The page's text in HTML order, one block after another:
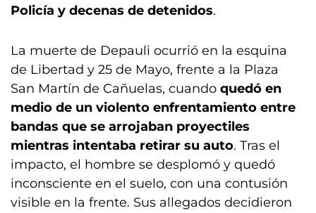
Policía y decenas de detenidos.
La muerte de Depauli ocurrió en la esquina
de Libertad y 25 de Mayo, frente a la Plaza
San Martín de Cañuelas, cuando quedó en
medio de un violento enfrentamiento entre
bandas que se arrojaban proyectiles
mientras intentaba retirar su auto. Tras el
impacto, el hombre se desplomó y quedó
inconsciente en el suelo, con una contusión
visible en la frente. Sus allegados decidieron